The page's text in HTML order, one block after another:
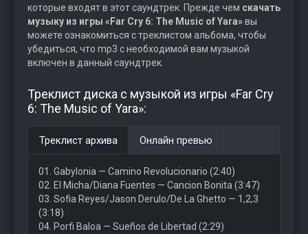
которые входят в этот саундтрек. Прежде чем скачать
музыку из игры «Far Cry 6: The Music of Yara»вы
можете ознакомиться с треклистом альбома, чтобы
убедиться, что mp3 с необходимой вам музыкой
включен в данный саундтрек.
Треклист диска с музыкой из игры «Far Cry
6: The Music of Yara»:
Треклист архива Онлайн превью
01. Gabylonia — Camino Revolucionario (2:40)
02. El Micha/Diana Fuentes — Cancion Bonita (3:47)
03. Sofia Reyes/Jason Derulo/De La Ghetto — 1,2,3
(3:18)
04. Porfi Baloa — Sueños de Libertad (2:29)